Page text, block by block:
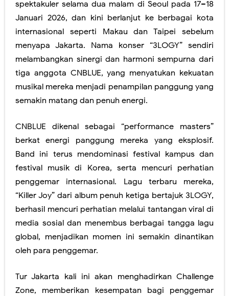
spektakuler selama dua malam di Seoul pada 17–18
Januari 2026, dan kini berlanjut ke berbagai kota
internasional seperti Makau dan Taipei sebelum
menyapa Jakarta. Nama konser “3LOGY” sendiri
melambangkan sinergi dan harmoni sempurna dari
tiga anggota CNBLUE, yang menyatukan kekuatan
musikal mereka menjadi penampilan panggung yang
semakin matang dan penuh energi.
CNBLUE dikenal sebagai “performance masters”
berkat energi panggung mereka yang eksplosif.
Band ini terus mendominasi festival kampus dan
festival musik di Korea, serta mencuri perhatian
penggemar internasional. Lagu terbaru mereka,
“Killer Joy” dari album penuh ketiga bertajuk 3LOGY,
berhasil mencuri perhatian melalui tantangan viral di
media sosial dan menembus berbagai tangga lagu
global, menjadikan momen ini semakin dinantikan
oleh para penggemar.
Tur Jakarta kali ini akan menghadirkan Challenge
Zone, memberikan kesempatan bagi penggemar